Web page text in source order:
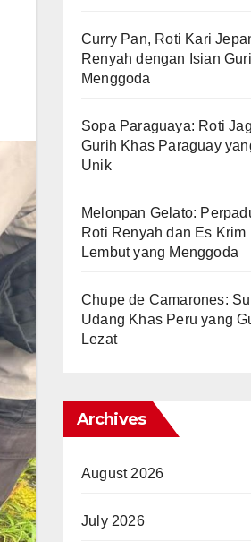
Curry Pan, Roti Kari
Renyah dengan Isian
Menggoda
Sopa Paraguaya: Roti
Gurih Khas Paraguay
Unik
Melonpan Gelato:
Roti Renyah dan Es Krim
Lembut yang Menggoda
Chupe de Camarones:
Udang Khas Peru yang
Lezat
Archives
August 2026
July 2026